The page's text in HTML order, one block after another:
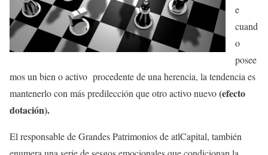
e
cuand
o
posee
mos un bien o activo procedente de una herencia, la tendencia es
mantenerlo con más predilección que otro activo nuevo(efecto
dotación).
El responsable de Grandes Patrimonios de atlCapital, también